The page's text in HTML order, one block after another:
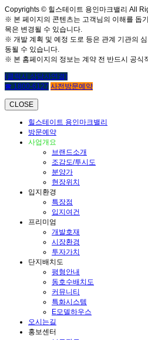
Copyrights © 힐스테이트 용인마크밸리 All
※ 본 페이지의 콘텐츠는 고객님의 이해를 돕
목은 변경될 수 있습니다.
※ 개발 계획 및 예정 도로 등은 관계 기관의
동될 수 있습니다.
※ 본 홈페이지의 정보는 계약 전 반드시 공식
(클릭시 상담사연결)
☎ 1800-6127 사전방문예약
CLOSE
힐스테이트 용인마크밸리
방문예약
사업개요
브랜드소개
조감도/투시도
분양가
현장위치
입지환경
특장점
입지여건
프리미엄
개발호재
시장환경
투자가치
단지배치도
평형안내
동호수배치도
커뮤니티
특화시스템
E모델하우스
오시는길
홍보센터